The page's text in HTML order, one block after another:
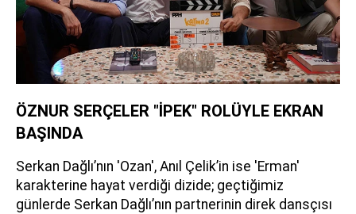
ÖZNUR SERÇELER "İPEK" ROLÜYLE EKRAN
BAŞINDA
Serkan Dağlı’nın 'Ozan', Anıl Çelik’in ise 'Erman'
karakterine hayat verdiği dizide; geçtiğimiz
günlerde Serkan Dağlı’nın partnerinin direk dansçısı